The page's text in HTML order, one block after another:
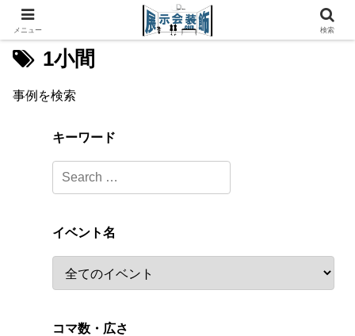
1小間
事例を検索
キーワード
イベント名
コマ数・広さ
メニュー 検索